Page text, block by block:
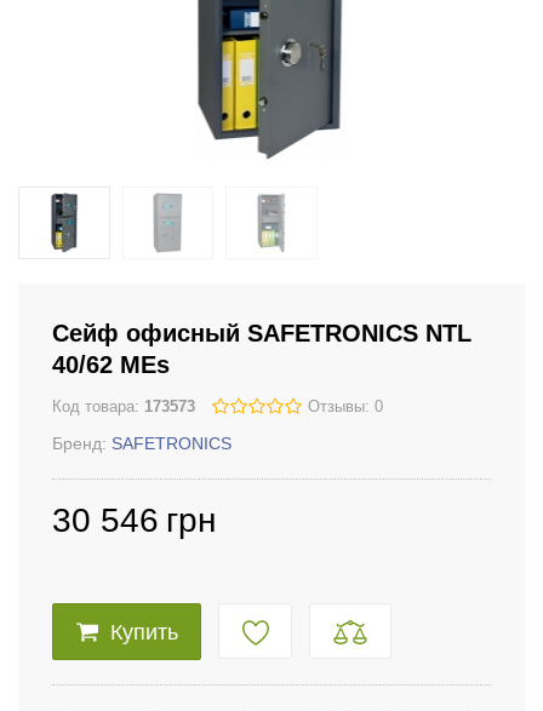
Сейф офисный SAFETRONICS NTL
40/62 MЕs
Код товара: 173573 Отзывы: 0
Бренд: SAFETRONICS
30 546 грн
Купить